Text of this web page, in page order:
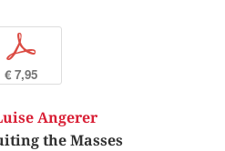
p
€ 7,95
Angerer
the Masses